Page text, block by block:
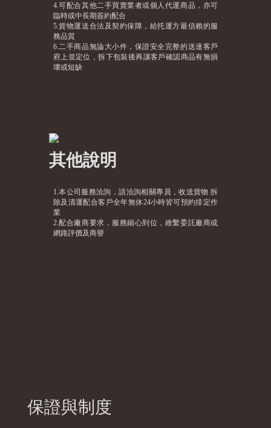
4.可配合其他二手買賣業者或個人代運商品，亦可
臨時或中長期簽約配合
5.貨物運送合法及契約保障，給托運方最信賴的服
務品質
6.二手商品無論大小件，保證安全完整的送達客戶
府上並定位，拆下包裝後再讓客戶確認商品有無損
壞或短缺
其他說明
1.本公司服務洽詢，請洽詢相關專員，收送貨物.拆
除及清運配合客戶全年無休24小時皆可預約排定作
業
2.配合廠商要求，服務細心到位，維繫委託廠商或
網路評價及商譽
保證與制度